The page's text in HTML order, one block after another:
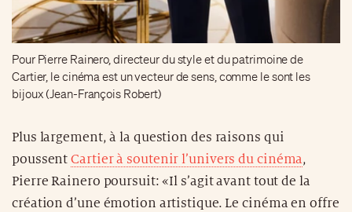
Pour Pierre Rainero, directeur du style et du patrimoine de
Cartier, le cinéma est un vecteur de sens, comme le sont les
bijoux (Jean-François Robert)
Plus largement, à la question des raisons qui
poussentCartier à soutenir l’univers du cinéma,
Pierre Rainero poursuit: «Il s’agit avant tout de la
création d’une émotion artistique. Le cinéma en offre